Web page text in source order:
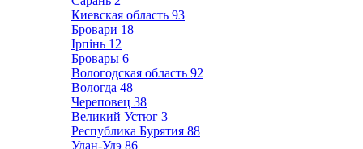
Киевская область 93
Бровари 18
Ірпінь 12
Бровары 6
Вологодская область 92
Вологда 48
Череповец 38
Великий Устюг 3
Республика Бурятия 88
Улан-Удэ 86